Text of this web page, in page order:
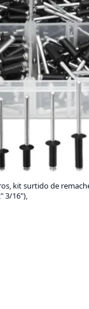
kit surtido de
3/16"),